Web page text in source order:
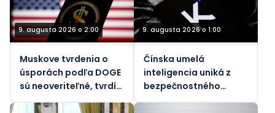
9. augusta 2026 o 2:00
Muskove tvrdenia o
úsporách podľa DOGE
sú neoveriteľné, tvrdí
vládny dozorný orgán
9. augusta 2026 o 1:00
Čínska umelá
inteligencia uniká z
bezpečnostného
pieskoviska, tvrdia